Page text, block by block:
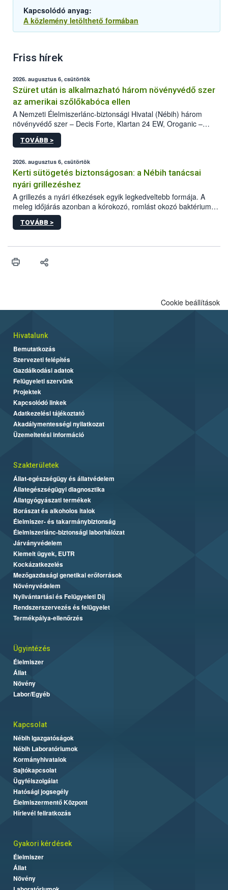
Kapcsolódó anyag:
A közlemény letölthető formában
Friss hírek
2026. augusztus 6, csütörtök
Szüret után is alkalmazható három növényvédő szer
az amerikai szőlőkabóca ellen
A Nemzeti Élelmiszerlánc-biztonsági Hivatal (Nébih) három
növényvédő szer – Decis Forte, Klartan 24 EW, Oroganic –
engedélyokiratát módosította, így azok a szüretet követően,
egészen a vesszőérettség (BBCH 91) stádiumáig
érésű szőlőkben is legyen lehetőség a károsító elleni további
védekezésre. Az Oroganic készítmény kis kiszerelésben kiskerti
felhasználók számára is elérhető és ökológiai termesztésben is
engedélyezett.
TOVÁBB >
2026. augusztus 6, csütörtök
Kerti sütögetés biztonságosan: a Nébih tanácsai
nyári grillezéshez
A grillezés a nyári étkezések egyik legkedveltebb formája. A
meleg időjárás azonban a kórokozó, romlást okozó baktériumok
gyorsabb szaporodásának is kedvez. A szabadtéri sütögetés
ezért nem csupán a megfelelő sütési technikáról szól: legalább
higiéniai szabályok betartása, a megfelelő hőkezelés, valamint a
biztonsági Hivatal (Nébih) Oktatási Programja összegyűjtötte a
TOVÁBB >
Cookie beállítások
Hivatalunk
Bemutatkozás
Szervezeti felépítés
Gazdálkodási adatok
Felügyeleti szervünk
Projektek
Kapcsolódó linkek
Adatkezelési tájékoztató
Akadálymentességi nyilatkozat
Üzemeltetési információ
Szakterületek
Állat-egészségügy és állatvédelem
Állategészségügyi diagnosztika
Állatgyógyászati termékek
Borászat és alkoholos italok
Élelmiszer- és takarmánybiztonság
Élelmiszerlánc-biztonsági laborhálózat
Járványvédelem
Kiemelt ügyek, EUTR
Kockázatkezelés
Mezőgazdasági genetikai erőforrások
Növényvédelem
Nyilvántartási és Felügyeleti Díj
Rendszerszervezés és felügyelet
Termékpálya-ellenőrzés
Ügyintézés
Élelmiszer
Állat
Növény
Labor/Egyéb
Kapcsolat
Nébih Igazgatóságok
Nébih Laboratóriumok
Kormányhivatalok
Sajtókapcsolat
Ügyfélszolgálat
Hatósági jogsegély
Élelmiszermentő Központ
Hírlevél feliratkozás
Gyakori kérdések
Élelmiszer
Állat
Növény